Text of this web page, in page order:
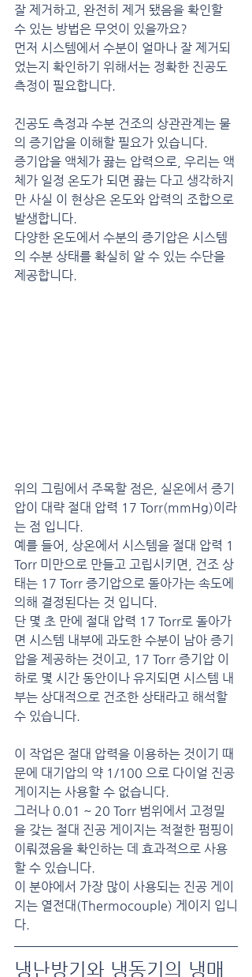
잘 제거하고, 완전히 제거 됐음을 확인할
수 있는 방법은 무엇이 있을까요?
먼저 시스템에서 수분이 얼마나 잘 제거되
었는지 확인하기 위해서는 정확한 진공도
측정이 필요합니다.
진공도 측정과 수분 건조의 상관관계는 물
의 증기압을 이해할 필요가 있습니다.
증기압을 액체가 끓는 압력으로, 우리는 액
체가 일정 온도가 되면 끓는 다고 생각하지
만 사실 이 현상은 온도와 압력의 조합으로
발생합니다.
다양한 온도에서 수분의 증기압은 시스템
의 수분 상태를 확실히 알 수 있는 수단을
제공합니다.
위의 그림에서 주목할 점은, 실온에서 증기
압이 대략 절대 압력 17 Torr(mmHg)이라
는 점 입니다.
예를 들어, 상온에서 시스템을 절대 압력 1
Torr 미만으로 만들고 고립시키면, 건조 상
태는 17 Torr 증기압으로 돌아가는 속도에
의해 결정된다는 것 입니다.
단 몇 초 만에 절대 압력 17 Torr로 돌아가
면 시스템 내부에 과도한 수분이 남아 증기
압을 제공하는 것이고, 17 Torr 증기압 이
하로 몇 시간 동안이나 유지되면 시스템 내
부는 상대적으로 건조한 상태라고 해석할
수 있습니다.
이 작업은 절대 압력을 이용하는 것이기 때
문에 대기압의 약 1/100 으로 다이얼 진공
게이지는 사용할 수 없습니다.
그러나 0.01 ~ 20 Torr 범위에서 고정밀
을 갖는 절대 진공 게이지는 적절한 펌핑이
이뤄졌음을 확인하는 데 효과적으로 사용
할 수 있습니다.
이 분야에서 가장 많이 사용되는 진공 게이
지는 열전대(Thermocouple) 게이지 입니
다.
냉난방기와 냉동기의 냉매